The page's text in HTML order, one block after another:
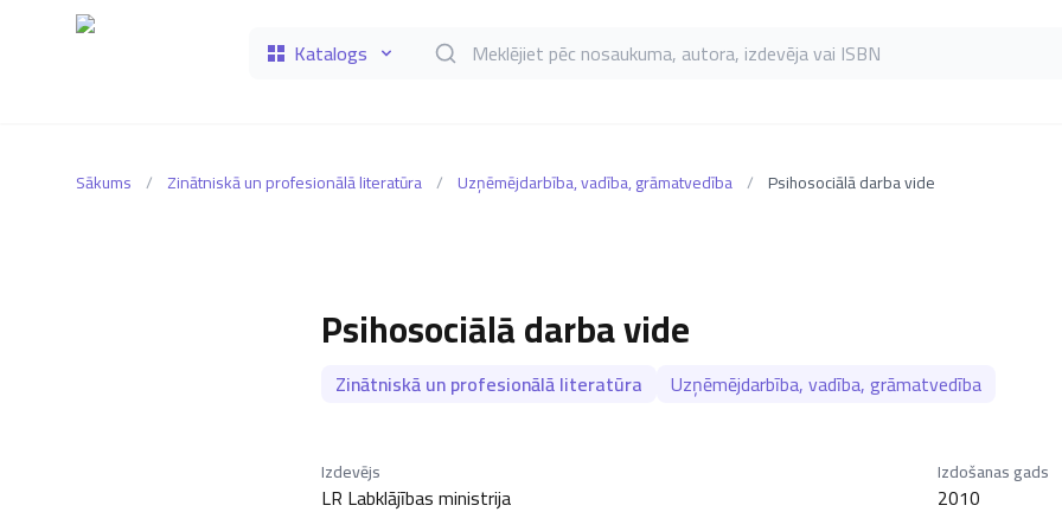
Katalogs Meklēt grāmatas pēc nosaukuma, autora, izdevēja vai ISBN
Sākums / Zinātniskā un profesionālā literatūra / Uzņēmējdarbība, vadība, grāmatvedība / Psihosociālā darba vide
Psihosociālā darba vide
Zinātniskā un profesionālā literatūra Uzņēmējdarbība, vadība, grāmatvedība
Izdevējs
LR Labklājības ministrija
Izdošanas gads
2010